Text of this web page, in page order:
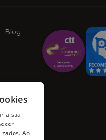
Blog
a sua
Ao